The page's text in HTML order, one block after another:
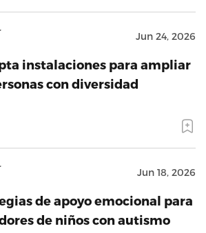
Jun 24, 2026
instalaciones para ampliar
con diversidad
Jun 18, 2026
de apoyo emocional para
de niños con autismo